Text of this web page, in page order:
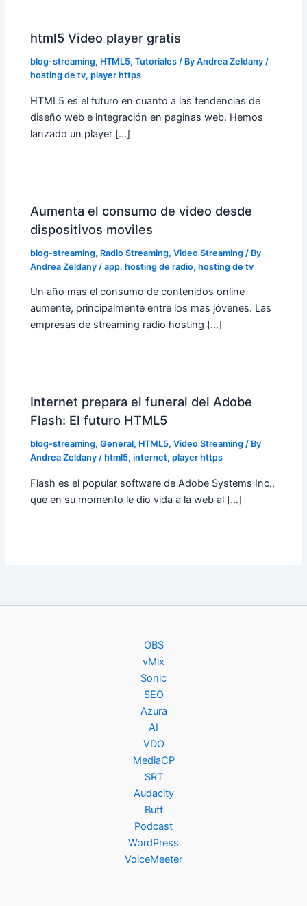
html5 Video player gratis
blog-streaming, HTML5,Tutoriales / ByAndrea Zeldany/
hosting de tv,player https
HTML5 es el futuro en cuanto a las tendencias de
diseño web e integración en paginas web. Hemos
lanzado un player […]
Aumenta el consumo de video desde
dispositivos moviles
blog-streaming, Radio Streaming,Video Streaming / By
Andrea Zeldany /app,hosting de radio,hosting de tv
Un año mas el consumo de contenidos online
aumente, principalmente entre los mas jóvenes. Las
empresas de streaming radio hosting […]
Internet prepara el funeral del Adobe
Flash: El futuro HTML5
blog-streaming,General, HTML5,Video Streaming / By
Andrea Zeldany /html5,internet,player https
Flash es el popular software de Adobe Systems Inc.,
que en su momento le dio vida a la web al […]
OBS
vMix
Sonic
SEO
Azura
AI
VDO
MediaCP
SRT
Audacity
Butt
Podcast
WordPress
VoiceMeeter